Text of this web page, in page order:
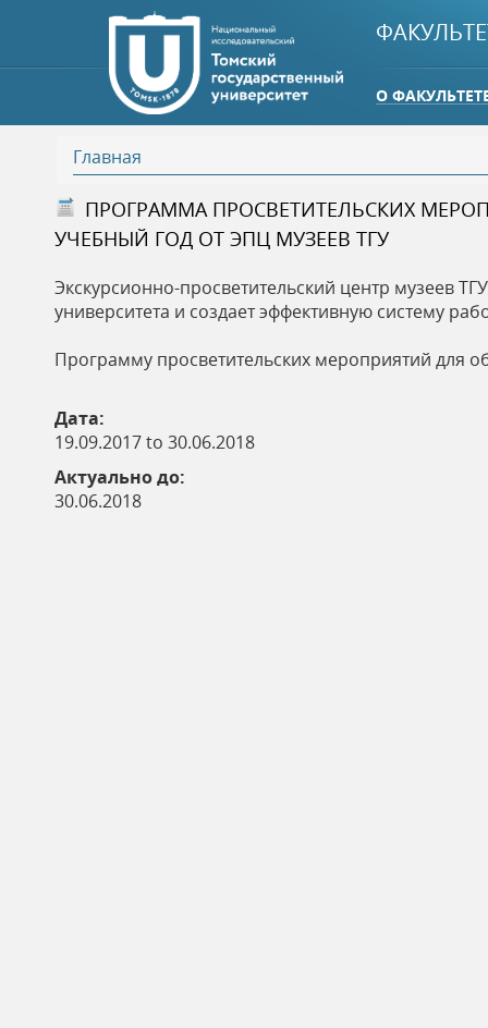
О
В
ы
з
д
е
с
ь
Главная
ПРОГРАММА ПРОСВЕТИТЕЛЬСКИХ
УЧЕБНЫЙ ГОД ОТ ЭПЦ МУЗЕЕВ ТГУ
Экскурсионно-просветительский центр музеев
университета и создает эффективную систему
Программу просветительских мероприятий для
Дата:
19.09.2017to 30.06.2018
Актуально до:
30.06.2018